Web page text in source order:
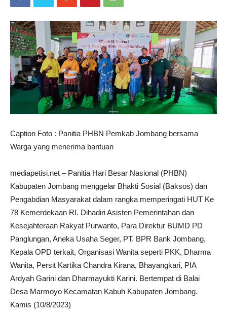
Caption Foto : Panitia PHBN Pemkab Jombang bersama
Warga yang menerima bantuan
mediapetisi.net – Panitia Hari Besar Nasional (PHBN)
Kabupaten Jombang menggelar Bhakti Sosial (Baksos) dan
Pengabdian Masyarakat dalam rangka memperingati HUT Ke
78 Kemerdekaan RI. Dihadiri Asisten Pemerintahan dan
Kesejahteraan Rakyat Purwanto, Para Direktur BUMD PD
Panglungan, Aneka Usaha Seger, PT. BPR Bank Jombang,
Kepala OPD terkait, Organisasi Wanita seperti PKK, Dharma
Wanita, Persit Kartika Chandra Kirana, Bhayangkari, PIA
Ardyah Garini dan Dharmayukti Karini. Bertempat di Balai
Desa Marmoyo Kecamatan Kabuh Kabupaten Jombang.
Kamis (10/8/2023)